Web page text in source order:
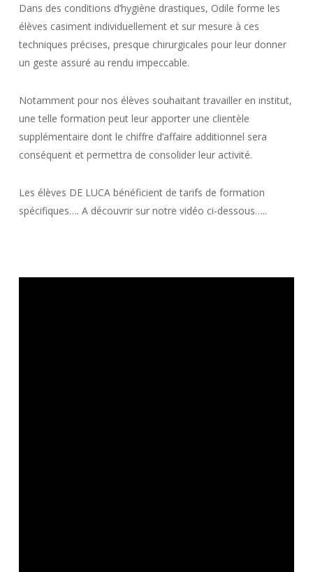
Dans des conditions d’hygiène drastiques, Odile forme les
élèves casiment individuellement et sur mesure à ces
techniques précises, presque chirurgicales pour leur donner
un geste assuré au rendu impeccable.
Notamment pour nos élèves souhaitant travailler en institut,
une telle formation peut leur apporter une clientèle
supplémentaire dont le chiffre d’affaire additionnel sera
conséquent et permettra de consolider leur activité.
Les élèves DE LUCA bénéficient de tarifs de formation
spécifiques…. A découvrir sur notre vidéo ci-dessous…..